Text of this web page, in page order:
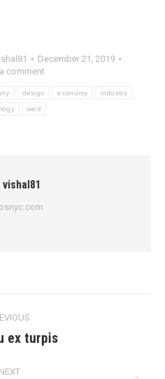
December 21, 2019
comment
design economy industry
wed
vishal81
Previous
ex turpis
NEXT